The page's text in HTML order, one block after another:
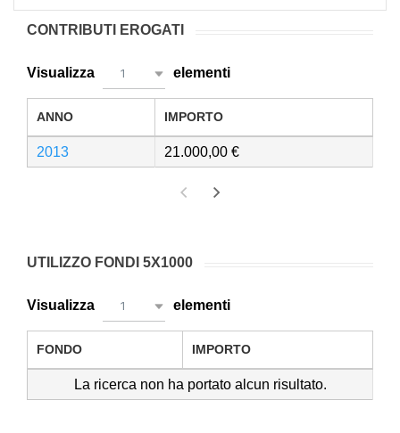
CONTRIBUTI EROGATI
Visualizza 1 elementi
ANNO IMPORTO
2013 21.000,00
UTILIZZO FONDI 5X1000
Visualizza 1 elementi
FONDO IMPORTO
La ricerca non ha portato alcun risultato.